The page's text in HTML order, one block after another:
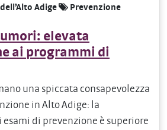
Adige
Prevenzione
elevata
ai programmi di
una spiccata consapevolezza
in Alto Adige: la
di prevenzione è superiore